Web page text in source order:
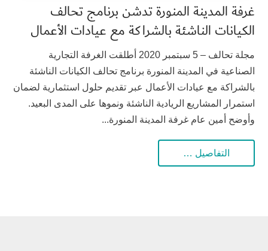
غرفة المدينة المنورة تدشن برنامج تحالف
الكيانات الناشئة بالشراكة مع عيادات الأعمال
مجلة تحالف – 5 سبتمبر 2020 أطلقت الغرفة التجارية
الصناعية في المدينة المنورة برنامج تحالف الكيانات الناشئة
بالشراكة مع عيادات الأعمال عبر تقديم حلول استثمارية لضمان
استمرار المشاريع الريادية الناشئة ونموها على المدى البعيد.
وأوضح أمين عام غرفة المدينة المنورة...
التفاصيل …